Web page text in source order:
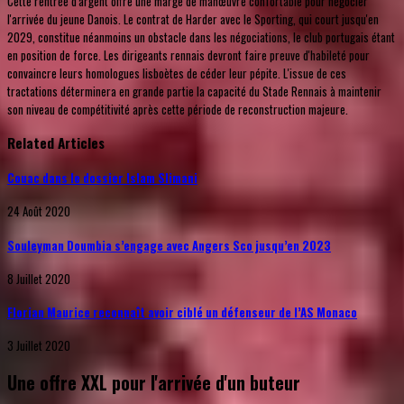
l'arrivée du jeune Danois. Le contrat de Harder avec le Sporting, qui court jusqu'en
2029, constitue néanmoins un obstacle dans les négociations, le club portugais étant
en position de force. Les dirigeants rennais devront faire preuve d'habileté pour
convaincre leurs homologues lisboètes de céder leur pépite. L'issue de ces
tractations déterminera en grande partie la capacité du Stade Rennais à maintenir
son niveau de compétitivité après cette période de reconstruction majeure.
Related Articles
Couac dans le dossier Islam Slimani
24 Août 2020
Souleyman Doumbia s’engage avec Angers Sco jusqu’en 2023
8 Juillet 2020
Florian Maurice reconnaît avoir ciblé un défenseur de l’AS Monaco
3 Juillet 2020
Une offre XXL pour l'arrivée d'un buteur